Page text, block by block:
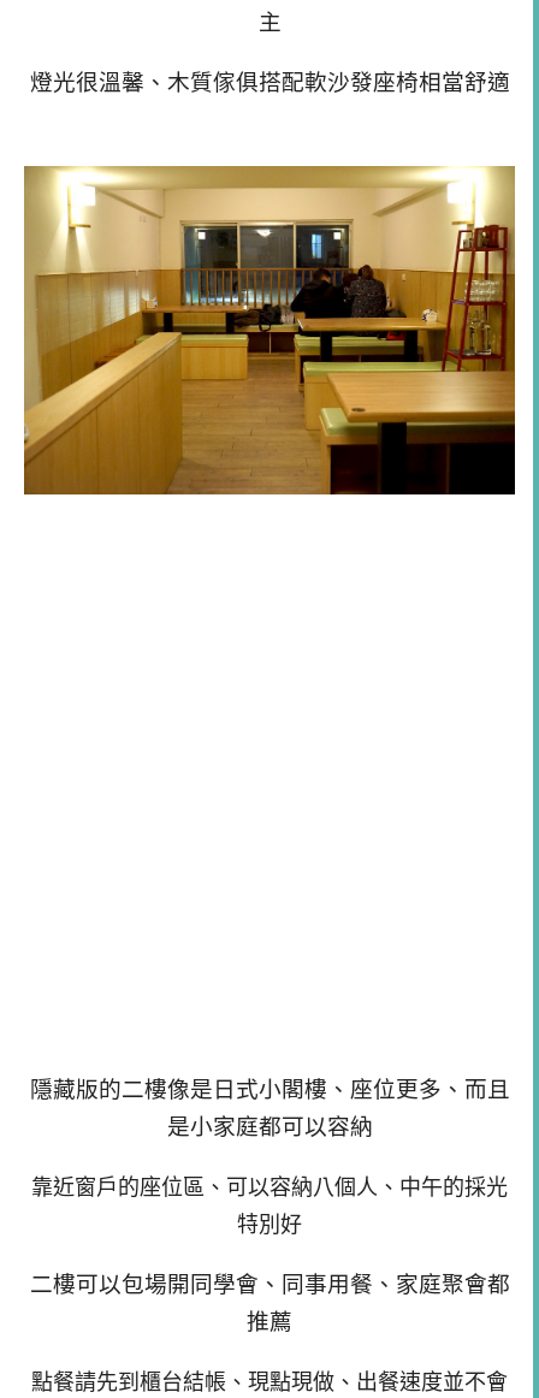
主
燈光很溫馨、木質傢俱搭配軟沙發座椅相當舒適
隱藏版的二樓像是日式小閣樓、座位更多、而且
是小家庭都可以容納
靠近窗戶的座位區、可以容納八個人、中午的採光
特別好
二樓可以包場開同學會、同事用餐、家庭聚會都
推薦
點餐請先到櫃台結帳、現點現做、出餐速度並不會